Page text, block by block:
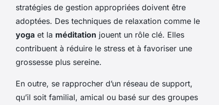
stratégies de gestion appropriées doivent être
adoptées. Des techniques de relaxation comme le
yoga et la méditation jouent un rôle clé. Elles
contribuent à réduire le stress et à favoriser une
grossesse plus sereine.
En outre, se rapprocher d’un réseau de support,
qu’il soit familial, amical ou basé sur des groupes